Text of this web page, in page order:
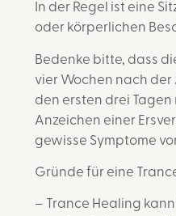
In der Regel ist eine
oder körperlichen
Bedenke bitte, dass
vier Wochen nach
den ersten drei
Anzeichen einer
gewisse Symptome
Gründe für eine
– Trance Healing